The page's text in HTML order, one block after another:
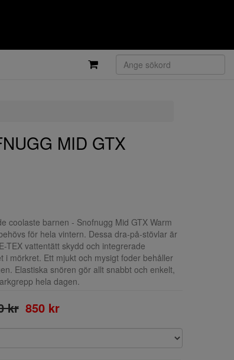
MID GTX
coolaste barnen - Snofnugg Mid GTX Warm
för hela vintern. Dessa dra-på-stövlar är
TEX vattentätt skydd och integrerade
i mörkret. Ett mjukt och mysigt foder behåller
Elastiska snören gör allt snabbt och enkelt,
hela dagen.
kr 850 kr